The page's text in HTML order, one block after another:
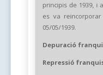
principis de 1939, i
es va
05/05/1939.
Depuració
Repressió